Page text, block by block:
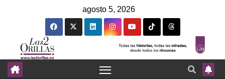
agosto 5, 2026